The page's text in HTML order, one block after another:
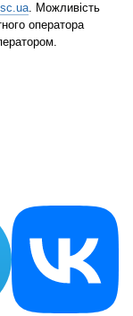
. Можливість
оператора